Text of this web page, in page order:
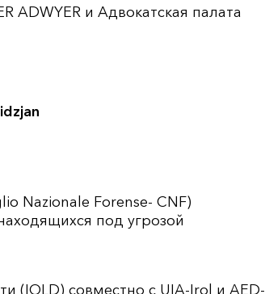
ADWYER и Адвокатская палата
Nazionale Forense- CNF)
под угрозой
(IOLD) совместно с UIA-Irol и AED-